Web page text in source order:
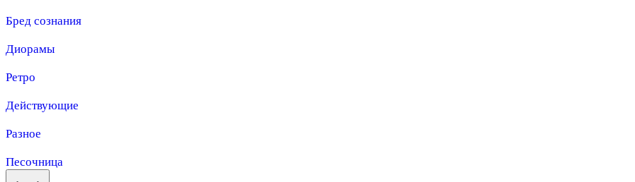
Бред сознания
Диорамы
Ретро
Действующие
Разное
Песочница